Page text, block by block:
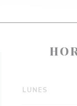
LUNES